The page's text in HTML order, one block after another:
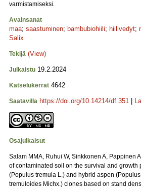
varmistamiseksi.
Avainsanat
maa; saastuminen; bambubiohiili; hiilivedyt;
Salix
Tekijä (View)
Julkaistu 19.2.2024
Katselukerrat 4642
Saatavilla https://doi.org/10.14214/df.351
Osajulkaisut
Salam MMA, Ruhui W, Sinkkonen A, Pappinen
of contaminated soil on the survival and growth
(Populus tremula L.) and hybrid aspen
tremuloides Michx.) clones based on stand